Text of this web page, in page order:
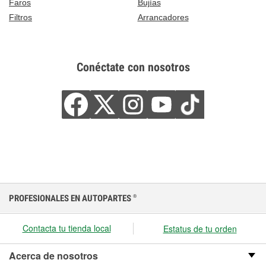
Faros
Bujías
Filtros
Arrancadores
Conéctate con nosotros
PROFESIONALES EN AUTOPARTES ®
Contacta tu tienda local Estatus de tu orden
Acerca de nosotros